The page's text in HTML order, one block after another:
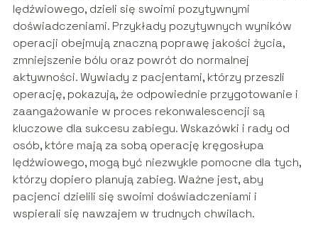
lędźwiowego, dzieli się swoimi pozytywnymi
doświadczeniami. Przykłady pozytywnych wyników
operacji obejmują znaczną poprawę jakości życia,
zmniejszenie bólu oraz powrót do normalnej
aktywności. Wywiady z pacjentami, którzy przeszli
operację, pokazują, że odpowiednie przygotowanie i
zaangażowanie w proces rekonwalescencji są
kluczowe dla sukcesu zabiegu. Wskazówki i rady od
osób, które mają za sobą operację kręgosłupa
lędźwiowego, mogą być niezwykle pomocne dla tych,
którzy dopiero planują zabieg. Ważne jest, aby
pacjenci dzielili się swoimi doświadczeniami i
wspierali się nawzajem w trudnych chwilach.